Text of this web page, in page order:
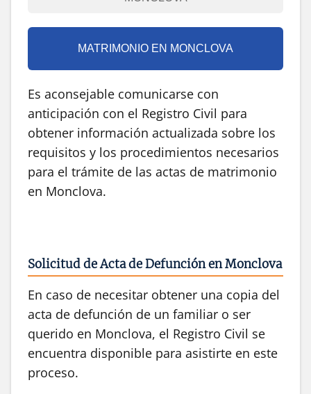
MATRIMONIO EN MONCLOVA
Es aconsejable comunicarse con
anticipación con el Registro Civil para
obtener información actualizada sobre los
requisitos y los procedimientos necesarios
para el trámite de las actas de matrimonio
en Monclova.
Solicitud de Acta de Defunción en Monclova
En caso de necesitar obtener una copia del
acta de defunción de un familiar o ser
querido en Monclova, el Registro Civil se
encuentra disponible para asistirte en este
proceso.